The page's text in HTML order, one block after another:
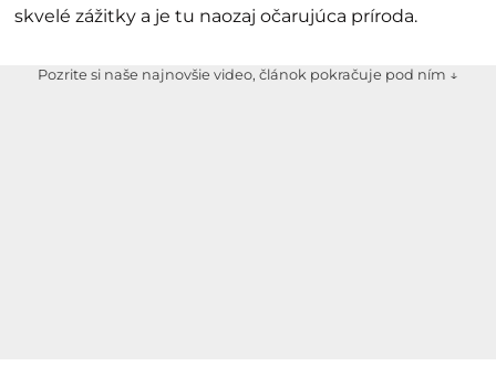
skvelé zážitky a je tu naozaj očarujúca príroda.
Pozrite si naše najnovšie video, článok pokračuje pod ním ↓